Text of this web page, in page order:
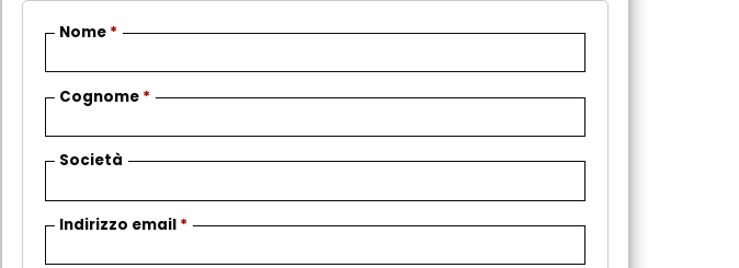
Nome *
Cognome *
Società
Indirizzo email * R